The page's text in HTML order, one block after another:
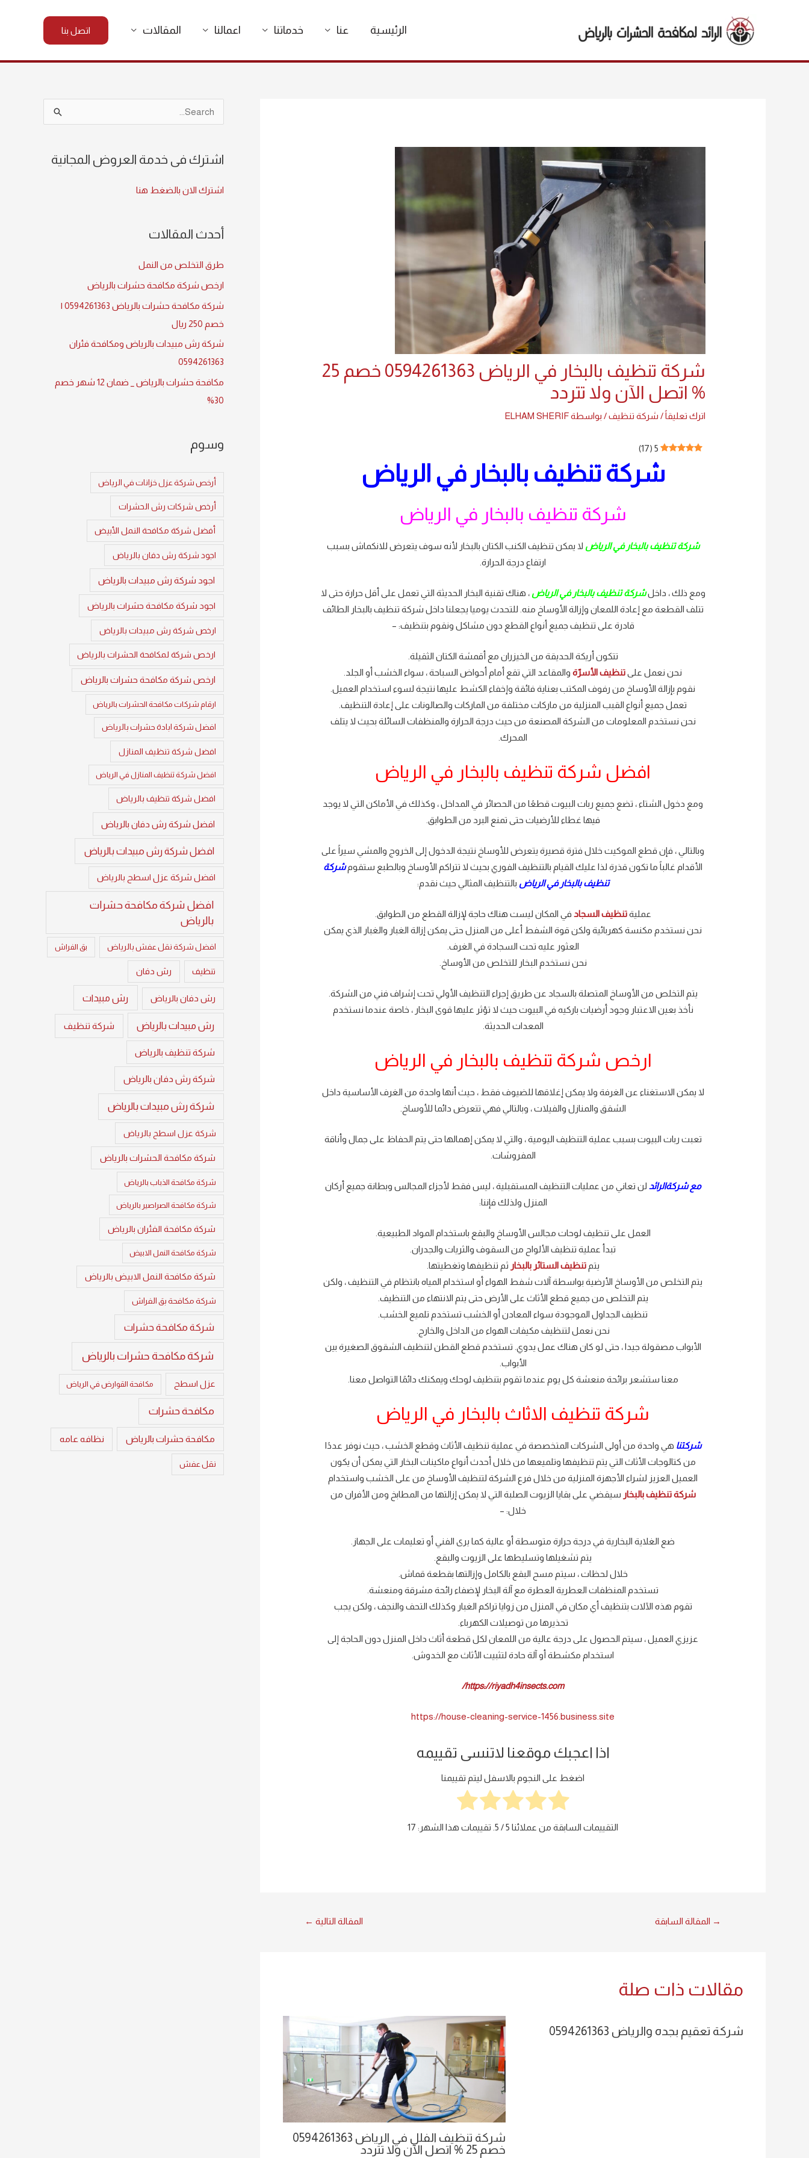
الرئيسية عنا خدماتنا اعمالنا المقالات اتصل بنا
شركة تنظيف بالبخار في الرياض 0594261363 خصم 25
% اتصل الآن ولا تتردد
اترك تعليقاً/ شركة تنظيف/ بواسطةELHAM SHERIF
5
(
17
)
شركة تنظيف بالبخار في الرياض
شركة تنظيف بالبخار في الرياض
شركة تنظيف بالبخار في الرياض لا يمكن تنظيف الكنب الكتان بالبخار لأنه سوف يتعرض للانكماش بسبب
ارتفاع درجة الحرارة.
ومع ذلك ، داخلشركة تنظيف بالبخار في الرياض ، هناك تقنية البخار الحديثة التي تعمل على أقل حرارة حتى لا
تتلف القطعة مع إعادة اللمعان وإزالة الأوساخ منه. للتحدث يوميا يجعلنا داخل شركة تنظيف بالبخار الطائف
قادرة على تنظيف جميع أنواع القطع دون مشاكل ونقوم بتنظيف: –
تتكون أريكة الحديقة من الخيزران مع أقمشة الكتان الثقيلة.
نحن نعمل علىتنظيف الأسرّة والمقاعد التي تقع أمام أحواض السباحة ، سواء الخشب أو الجلد.
نقوم بإزالة الأوساخ من رفوف المكتب بعناية فائقة وإخفاء الكشط عليها نتيجة لسوء استخدام العميل.
تعمل جميع أنواع القبب المنزلية من ماركات مختلفة من الماركات والصالونات على إعادة التنظيف.
نحن نستخدم المعلومات من الشركة المصنعة من حيث درجة الحرارة والمنظفات السائلة بحيث لا يتلف
المحرك.
افضل شركة تنظيف بالبخار في الرياض
ومع دخول الشتاء ، تضع جميع ربات البيوت قطعًا من الحصائر في المداخل ، وكذلك في الأماكن التي لا يوجد
فيها غطاء للأرضيات حتى تمنع البرد من الطوابق.
وبالتالي ، فإن قطع الموكيت خلال فترة قصيرة يتعرض للأوساخ نتيجة الدخول إلى الخروج والمشي سيراً على
الأقدام غالباً ما تكون قذرة لذا عليك القيام بالتنظيف الفوري بحيث لا تتراكم الأوساخ وبالطبع ستقومشركة
تنظيف بالبخار في الرياض بالتنظيف المثالي حيث نقدم:
عمليةتنظيف السجاد في المكان ليست هناك حاجة لإزالة القطع من الطوابق.
نحن نستخدم مكنسة كهربائية ولكن قوة الشفط أعلى من المنزل حتى يمكن إزالة الغبار والغبار الذي يمكن
العثور عليه تحت السجادة في الغرف.
نحن نستخدم البخار للتخلص من الأوساخ.
يتم التخلص من الأوساخ المتصلة بالسجاد عن طريق إجراء التنظيف الأولي تحت إشراف فني من الشركة.
نأخذ بعين الاعتبار وجود أرضيات باركيه في البيوت حيث لا تؤثر عليها قوى البخار ، خاصة عندما نستخدم
المعدات الحديثة.
ارخص شركة تنظيف بالبخار في الرياض
لا يمكن الاستغناء عن الغرفة ولا يمكن إغلاقها للضيوف فقط ، حيث أنها واحدة من الغرف الأساسية داخل
الشقق والمنازل والفيلات ، وبالتالي فهي تتعرض دائما للأوساخ.
تعبت ربات البيوت بسبب عملية التنظيف اليومية ، والتي لا يمكن إهمالها حتى يتم الحفاظ على جمال وأناقة
المفروشات.
مع شركةالرائد لن تعاني من عمليات التنظيف المستقبلية ، ليس فقط لأجزاء المجالس وبطانة جميع أركان
المنزل ولذلك فإننا:
العمل على تنظيف لوحات مجالس الأوساخ والبقع باستخدام المواد الطبيعية.
تبدأ عملية تنظيف الألواح من السقوف والثريات والجدران.
يتمتنظيف الستائر بالبخار ثم تنظيفها وتغطيتها.
يتم التخلص من الأوساخ الأرضية بواسطة آلات شفط الهواء أو استخدام المياه بانتظام في التنظيف ، ولكن
يتم التخلص من جميع قطع الأثاث على الأرض حتى يتم الانتهاء من التنظيف.
تنظيف الجداول الموجودة سواء المعادن أو الخشب تستخدم تلميع الخشب.
نحن نعمل لتنظيف مكيفات الهواء من الداخل والخارج.
الأبواب مصقولة جيدا ، حتى لو كان هناك عمل يدوي. تستخدم قطع القطن لتنظيف الشقوق الصغيرة بين
الأبواب.
معنا ستشعر برائحة منعشة كل يوم عندما تقوم بتنظيف لوحك ويمكنك دائمًا التواصل معنا.
شركة تنظيف الاثاث بالبخار في الرياض
شركتنا هي واحدة من أولى الشركات المتخصصة في عملية تنظيف الأثاث وقطع الخشب ، حيث نوفر عددًا
من كتالوجات الأثاث التي يتم تنظيفها وتلميعها من خلال أحدث أنواع ماكينات البخار التي يمكن أن يكون
العميل العزيز لشراء الأجهزة المنزلية من خلال فرع الشركة لتنظيف الأوساخ من على الخشب واستخدام
شركة تنظيف بالبخار سيقضي على بقايا الزيوت الصلبة التي لا يمكن إزالتها من المطابخ ومن الأفران من
خلال: –
ضع الغلاية البخارية في درجة حرارة متوسطة أو عالية كما يرى الفني أو تعليمات على الجهاز.
يتم تشغيلها وتسليطها على الزيوت والبقع.
خلال لحظات ، سيتم مسح البقع بالكامل وإزالتها بقطعة قماش.
تستخدم المنظفات العطرية العطرة مع آلة البخار لإضفاء رائحة مشرقة ومنعشة.
تقوم هذه الآلات بتنظيف أي مكان في المنزل من زوايا تراكم الغبار وكذلك التحف والنجف ، ولكن يجب
تحذيرها من توصيلات الكهرباء.
عزيزي العميل ، سيتم الحصول على درجة عالية من اللمعان لكل قطعة أثاث داخل المنزل دون الحاجة إلى
استخدام مكشطة أو آلة حادة لتثبيت الأثاث مع الخدوش.
https://riyadh4insects.com/
https://house-cleaning-service-1456.business.site
اذا اعجبك موقعنا لاتنسى تقييمه
اضغط على النجوم بالاسفل ليتم تقييمنا
التقييمات السابقة من عملائنا 5/ 5. تقييمات هذا الشهر: 17
→ المقالة السابقة المقالة التالية ←
مقالات ذات صلة
شركة تعقيم بجده والرياض 0594261363
شركة تنظيف الفلل في الرياض 0594261363
خصم 25 % اتصل الآن ولا تتردد
c
o
اشترك فى خدمة العروض المجانية
اشترك الان بالضغط هنا
أحدث المقالات
طرق التخلص من النمل
ارخص شركة مكافحة حشرات بالرياض
شركة مكافحة حشرات بالرياض 0594261363 |
خصم 250 ريال
شركة رش مبيدات بالرياض ومكافحة فئران
0594261363
مكافحة حشرات بالرياض _ ضمان 12 شهر خصم
30%
وسوم
أرخص شركة عزل خزانات في الرياض
أرخص شركات رش الحشرات
أفضل شركة مكافحة النمل الأبيض
اجود شركة رش دفان بالرياض
اجود شركة رش مبيدات بالرياض
اجود شركة مكافحة حشرات بالرياض
ارخص شركة رش مبيدات بالرياض
ارخص شركة لمكافحة الحشرات بالرياض
ارخص شركة مكافحة حشرات بالرياض
ارقام شركات مكافحة الحشرات بالرياض
افضل شركة ابادة حشرات بالرياض
افضل شركة تنظيف المنازل
افضل شركة تنظيف المنازل في الرياض
افضل شركة تنظيف بالرياض
افضل شركة رش دفان بالرياض
افضل شركة رش مبيدات بالرياض
افضل شركة عزل اسطح بالرياض
افضل شركة مكافحة حشرات
بالرياض
افضل شركة نقل عفش بالرياض بق الفراش
تنظيف رش دفان
رش دفان بالرياض رش مبيدات
رش مبيدات بالرياض شركة تنظيف
شركة تنظيف بالرياض
شركة رش دفان بالرياض
شركة رش مبيدات بالرياض
شركة عزل اسطح بالرياض
شركة مكافحة الحشرات بالرياض
شركة مكافحة الذباب بالرياض
شركة مكافحة الصراصير بالرياض
شركة مكافحة الفئران بالرياض
شركة مكافحة النمل الابيض
شركة مكافحة النمل الابيض بالرياض
شركة مكافحة بق الفراش
شركة مكافحة حشرات
شركة مكافحة حشرات بالرياض
عزل اسطح مكافحة القوارض في الرياض
مكافحة حشرات
مكافحة حشرات بالرياض نظافه عامه
نقل عفش